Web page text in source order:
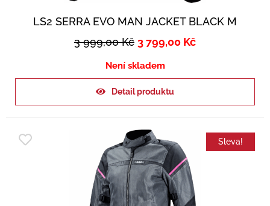
LS2 SERRA EVO MAN JACKET BLACK M
3 999,00Kč 3 799,00 Kč
Není skladem
Detail produktu
Sleva!